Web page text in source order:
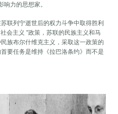
力的思想家。
联列宁逝世后的权力斗争中取得胜利
会主义 "政策，苏联的民族主义和马
族布尔什维克主义，采取这一政策的
要任务是维持《拉巴洛条约》而不是